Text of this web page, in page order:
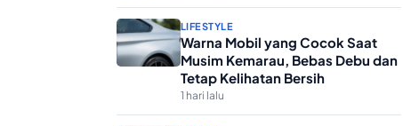
LIFESTYLE
Warna Mobil yang Cocok Saat
Musim Kemarau, Bebas Debu dan
Tetap Kelihatan Bersih
1 hari lalu